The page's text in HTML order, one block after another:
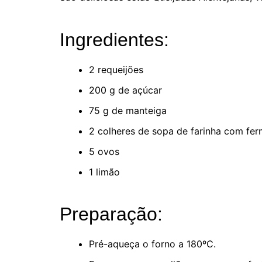
Ingredientes:
2 requeijões
200 g de açúcar
75 g de manteiga
2 colheres de sopa de farinha com
5 ovos
1 limão
Preparação:
Pré-aqueça o forno a 180ºC.